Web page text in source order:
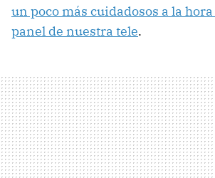
un poco más cuidadosos a la
panel de nuestra tele.